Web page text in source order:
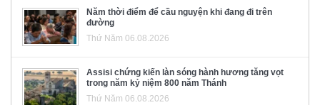
Năm thời điểm để cầu nguyện khi đang đi trên
đường
Thứ Năm 06.08.2026
Assisi chứng kiến làn sóng hành hương tăng vọt
trong năm kỷ niệm 800 năm Thánh
Thứ Năm 06.08.2026